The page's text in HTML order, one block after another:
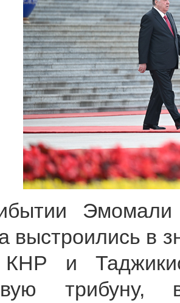
Эмомали
выстроились в
КНР и
трибуну,